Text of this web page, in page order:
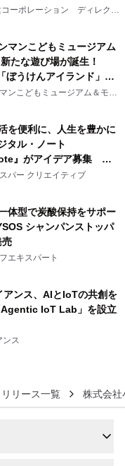
る
コーポレーション ディレクト
ー
マンこどもミュージアム
たな遊び場が誕生！
ぼうけんアイランド」が
ンこどもミュージアム＆モー
を便利に、人生を豊かに
タル・ノート
』がアイデア募集 優
1年間無償試用
パー クリエイティブ
体型で炭酸保持をサポー
シャンパンストッパ
売
エキスパート
アンス、AIとIoTの共創を
Agentic IoT Lab」を設立
ンス
リース一覧 株式会社